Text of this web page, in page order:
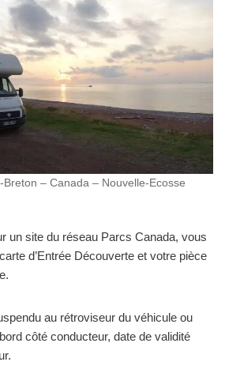
Breton – Canada – Nouvelle-Ecosse
un site du réseau Parcs Canada, vous
d’Entrée Découverte et votre pièce
au rétroviseur du véhicule ou
côté conducteur, date de validité